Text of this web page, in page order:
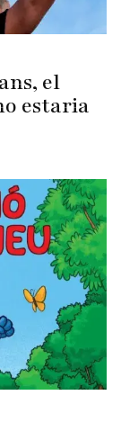
el
estaria